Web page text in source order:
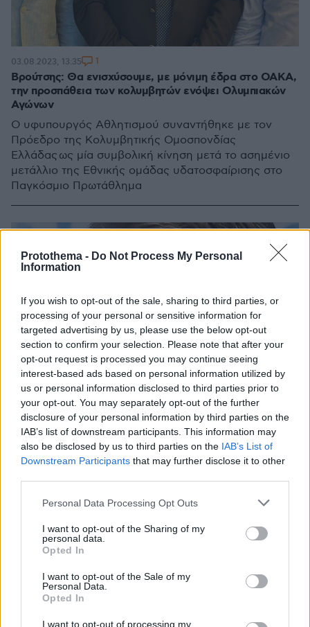
Protothema - Do Not Process My Personal
Information
If you wish to opt-out of the sale, sharing to third parties, or
processing of your personal or sensitive information for
targeted advertising by us, please use the below opt-out
section to confirm your selection. Please note that after your
opt-out request is processed you may continue seeing
interest-based ads based on personal information utilized by
us or personal information disclosed to third parties prior to
your opt-out. You may separately opt-out of the further
disclosure of your personal information by third parties on the
IAB’s list of downstream participants. This information may
also be disclosed by us to third parties on the IAB’s List of
Downstream Participants that may further disclose it to other
Please note that this website/app uses one or more Google
not limited to your visit or usage behaviour. You may click to
grant or deny consent to Google and its third-party tags to
use your data for below specified purposes in below Google
consent section.
Personal Data Processing Opt Outs
I want to opt-out of the Sharing of my
personal data.
Opted In
I want to opt-out of the Sale of my
Personal Data.
Opted In
I want to opt-out of processing my
Βρούτσης: Θα ενισχύσουμε, με μόνιμη έδρα στο ΟΑΚΑ,
την προσπάθεια των κολυμβητών ενόψει Ολυμπιακών
Αγώνων
Ο υφυπουργός Αθλητισμού συναντήθηκε με τον
Πρόεδρο της Κολυμβητικής Ομοσπονδίας
Ελλάδας ως μία συμβολική κίνηση μετά το ασημένιο
μετάλλιο της Εθνικής ομάδας υδατοσφαίρισης στο
Παγκόσμιο Πρωτάθλημα
03.08.2023, 13:35 1
Το ΣτΕ απέρριψε τις ενστάσεις τεσσάρων κολυμβητών -
Καμία οικονομική επιβράβευση για τις διακρίσεις τους
Επειδή τα αθλήματά που διακρίθηκαν στο παγκόσμιο
πρωτάθλημα δεν περιλαμβάνονται στον επίσημο
πρόγραμμα των Ολυμπιακών Αγώνων
06.12.2022, 17:59 10